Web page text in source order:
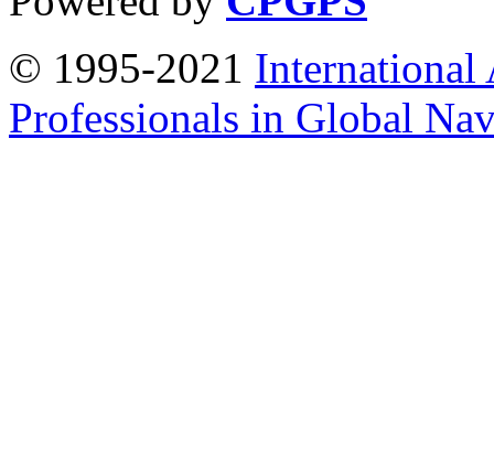
© 1995-2021 International
Professionals in Global